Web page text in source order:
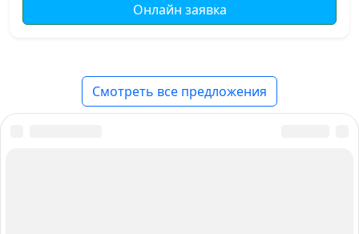
Онлайн заявка
Смотреть все предложения